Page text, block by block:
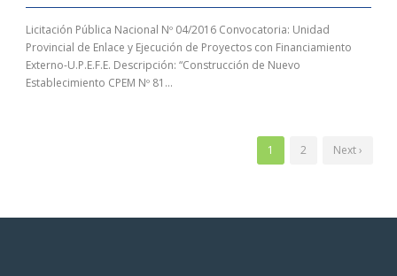
Licitación Pública Nacional Nº 04/2016 Convocatoria: Unidad
Provincial de Enlace y Ejecución de Proyectos con Financiamiento
Externo-U.P.E.F.E. Descripción: “Construcción de Nuevo
Establecimiento CPEM Nº 81...
1 2 Next ›